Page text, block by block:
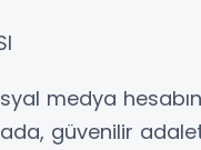
medya
güvenilir